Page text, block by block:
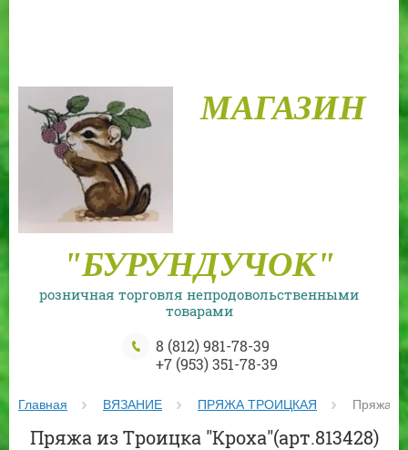
МАГАЗИН
"БУРУНДУЧОК"
розничная торговля непродовольственными
товарами
8 (812) 981-78-39
+7 (953) 351-78-39
Главная ВЯЗАНИЕ ПРЯЖА ТРОИЦКАЯ Пряжа
Пряжа из Троицка "Кроха"(арт.813428)